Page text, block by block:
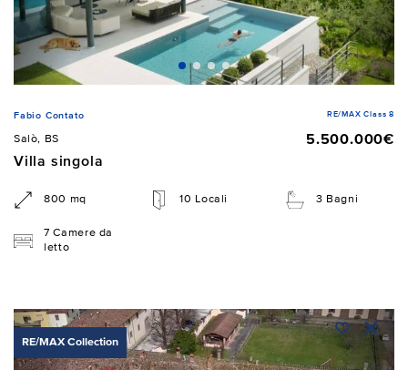
Fabio Contato RE/MAX Class 8
Salò, BS
5.500.000€
Villa singola
800 mq 10 Locali 3 Bagni
7 Camere da
letto
RE/MAX Collection